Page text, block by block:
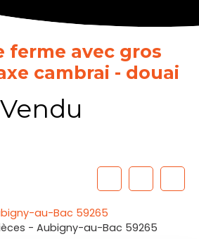
ferme avec gros
cambrai - douai
Vendu
au-Bac 59265
- Aubigny-au-Bac 59265